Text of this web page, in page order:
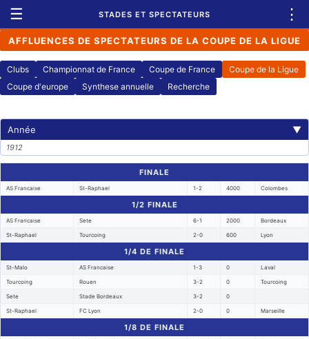
☰ STADES ET SPECTATEURS ⋮
AFFLUENCES DE SPECTATEURS DE LA COUPE DE LA LIGUE
Clubs Championnat de France Coupe de France
Coupe de la Ligue
Coupe d'europe
Synthese annuelle Recherche
Année ▼
1912
FINALE
AS Francaise St-Raphael 1-2 4000 Colombes
1/2 FINALE
AS Francaise Sete 6-1 2000 Bordeaux
St-Raphael Tourcoing 2-0 600 Lyon
1/4 DE FINALE
St-Malo AS Francaise 1-3 0 Laval
Tourcoing Rouen 3-2 0 Tourcoing
Sete Stade Bordeaux 3-2 0
St-Raphael FC Lyon 2-0 0 Marseille
1/8 DE FINALE